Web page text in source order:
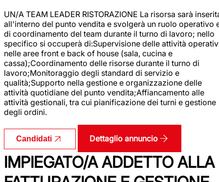
UN/A TEAM LEADER RISTORAZIONE La risorsa sarà
all'interno del punto vendita e svolgerà un ruolo operativo
di coordinamento del team durante il turno di lavoro; nello
specifico si occuperà di:Supervisione delle attività
nelle aree front e back of house (sala, cucina e
cassa);Coordinamento delle risorse durante il turno di
lavoro;Monitoraggio degli standard di servizio e
qualità;Supporto nella gestione e organizzazione delle
attività quotidiane del punto vendita;Affiancamento alle
attività gestionali, tra cui pianificazione dei turni e gestione
degli ordini.
Candidati Dettaglio annuncio
IMPIEGATO/A ADDETTO ALLA